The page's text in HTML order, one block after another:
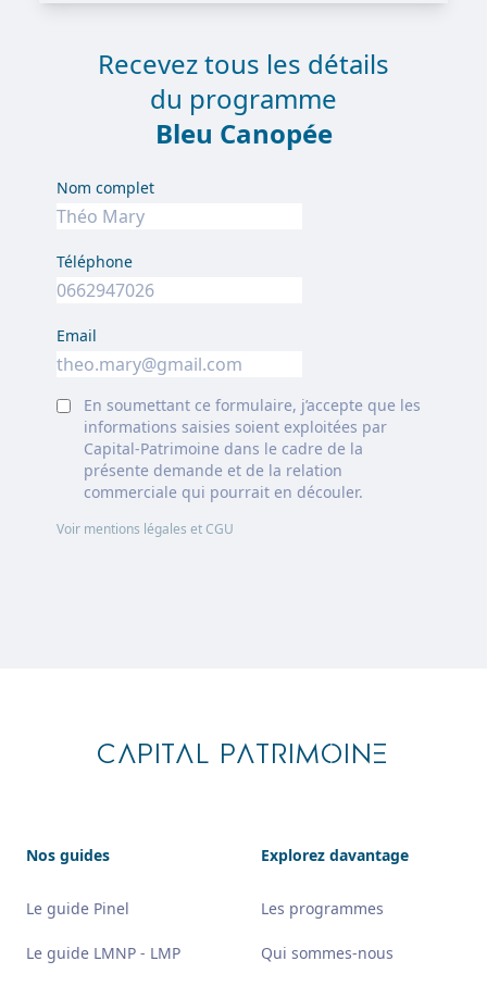
Recevez tous les détails
du programme
Bleu Canopée
Nom complet
Téléphone
Email
En soumettant ce formulaire, j’accepte que les
informations saisies soient exploitées par
Capital-Patrimoine dans le cadre de la
présente demande et de la relation
commerciale qui pourrait en découler.
Voir mentions légales et CGU
CAPITAL PATRIMOINE
Nos guides
Le guide Pinel
Le guide LMNP - LMP
Explorez davantage
Les programmes
Qui sommes-nous